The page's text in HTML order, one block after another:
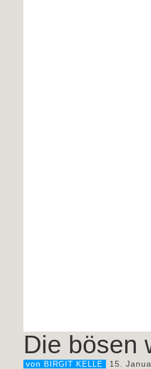
Die bösen
von BIRGIT KELLE 15.